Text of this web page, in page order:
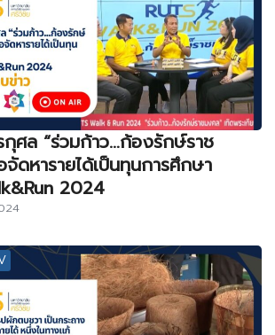
กุศล “ร่วมก้าว…ก้องรักษ์ราช
ดหารายได้เป็นทุนการศึกษา
2024